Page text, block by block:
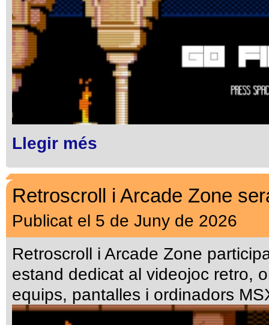
Llegir més
Retroscroll i Arcade Zone
Publicat el 5 de Juny de 2026
Retroscroll i Arcade Zone
estand dedicat al videojoc retro,
equips, pantalles i ordinadors